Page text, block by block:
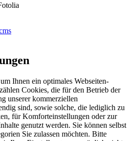
Ihnen ein optimales Webseiten-
Cookies, die für den Betrieb der
unserer kommerziellen
sind, sowie solche, die lediglich zu
für Komforteinstellungen oder zur
genutzt werden. Sie können selbst
Sie zulassen möchten. Bitte